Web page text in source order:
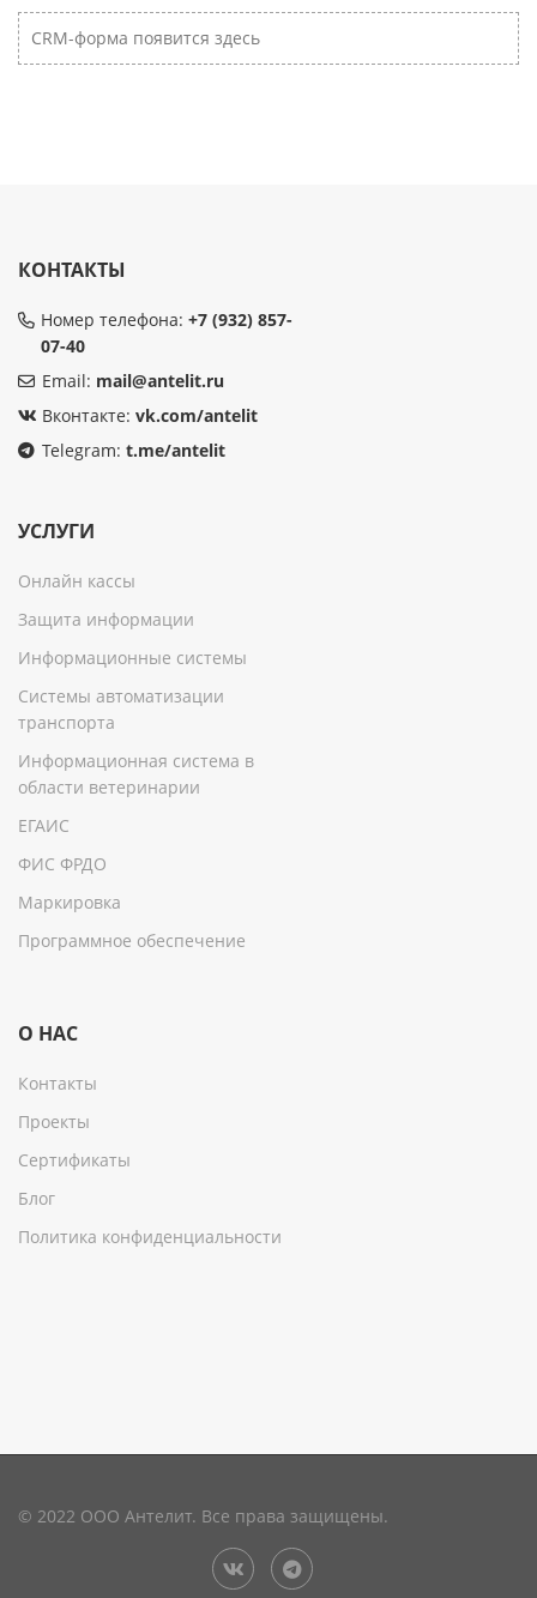
CRM-форма появится здесь
КОНТАКТЫ
Номер телефона: +7 (932) 857-
07-40
Email: mail@antelit.ru
Вконтакте: vk.com/antelit
Telegram: t.me/antelit
УСЛУГИ
Онлайн кассы
Защита информации
Информационные системы
Системы автоматизации
транспорта
Информационная система в
области ветеринарии
ЕГАИС
ФИС ФРДО
Маркировка
Программное обеспечение
О НАС
Контакты
Проекты
Сертификаты
Блог
Политика конфиденциальности
© 2022 ООО Антелит. Все права защищены.